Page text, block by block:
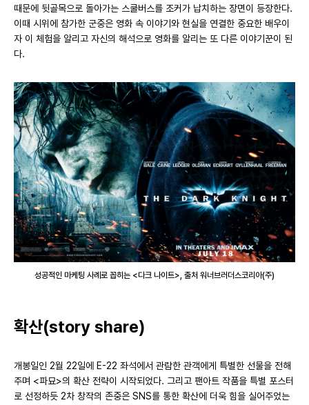
때문에 뒷골목으로 돌아가는 스쿨버스를 조커가 납치하는 장면이 등장한다.
이때 시위에 참가한 군중은 영화 속 이야기와 현실을 연결한 중요한 배우이
자 이 체험을 알리고 자신의 해석으로 영화를 알리는 또 다른 이야기꾼이 된
다.
성공적인 마케팅 사례로 꼽히는 <다크 나이트>, 출처 워너브러더스코리아(주)
확산(story share)
개봉일인 2월 22일에 E-22 좌석에서 관람한 관객에게 특별한 선물을 전해
주며 <파묘>의 확산 전략이 시작되었다. 그리고 팬아트 작품을 특별 포스터
로 선정하듯 2차 창작의 존중은 SNS를 통한 확산에 더욱 힘을 실어주었는